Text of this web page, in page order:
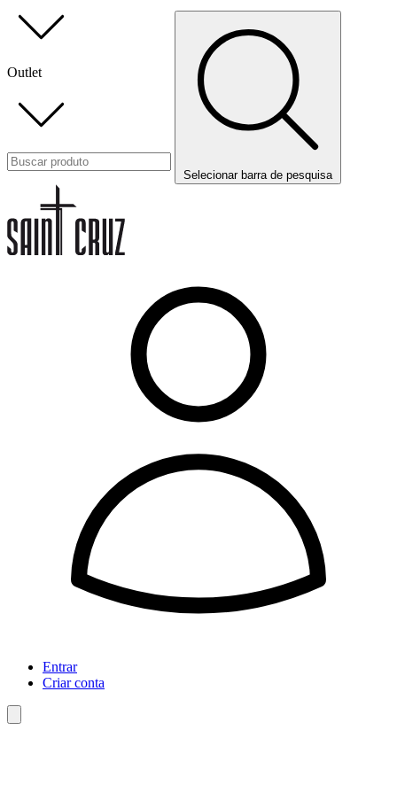
Outlet
Selecionar barra de pesquisa
Entrar
Criar conta